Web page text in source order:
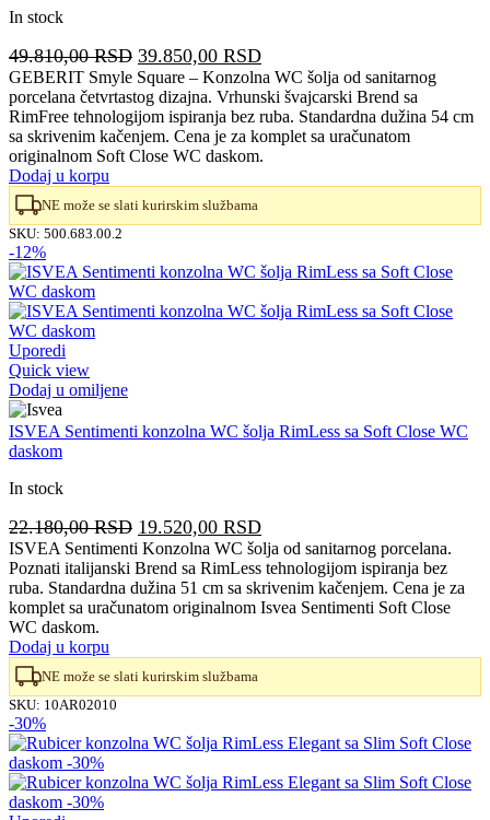
In stock
49.810,00RSD Originalna
cena
je
bila:
49.810,00 RSD.
39.850,00 RSDTrenutna
cena
je:
39.850,00 RSD.
GEBERIT Smyle Square – Konzolna WC šolja od sanitarnog
porcelana četvrtastog dizajna. Vrhunski švajcarski Brend sa
RimFree tehnologijom ispiranja bez ruba. Standardna dužina 54 cm
sa skrivenim kačenjem. Cena je za komplet sa uračunatom
originalnom Soft Close WC daskom.
Dodaj u korpu
NE može se slati kurirskim službama
SKU: 500.683.00.2
-12%
Uporedi
Quick view
Dodaj u omiljene
ISVEA Sentimenti konzolna WC šolja RimLess sa Soft Close WC
daskom
In stock
22.180,00RSD Originalna
cena
je
bila:
22.180,00 RSD.
19.520,00 RSDTrenutna
cena
je:
19.520,00 RSD.
ISVEA Sentimenti Konzolna WC šolja od sanitarnog porcelana.
Poznati italijanski Brend sa RimLess tehnologijom ispiranja bez
ruba. Standardna dužina 51 cm sa skrivenim kačenjem. Cena je za
komplet sa uračunatom originalnom Isvea Sentimenti Soft Close
WC daskom.
Dodaj u korpu
NE može se slati kurirskim službama
SKU: 10AR02010
-30%